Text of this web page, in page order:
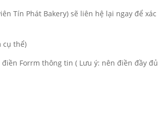
Tín Phát Bakery) sẽ liên hệ lại ngay để xác
cụ thể)
Forrm thông tin ( Lưu ý: nên điền đầy đủ